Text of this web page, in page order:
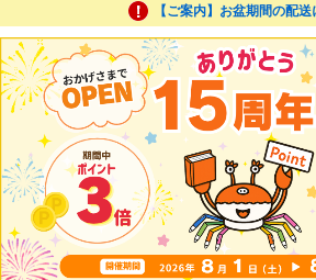
【ご案内】お盆期間の配送